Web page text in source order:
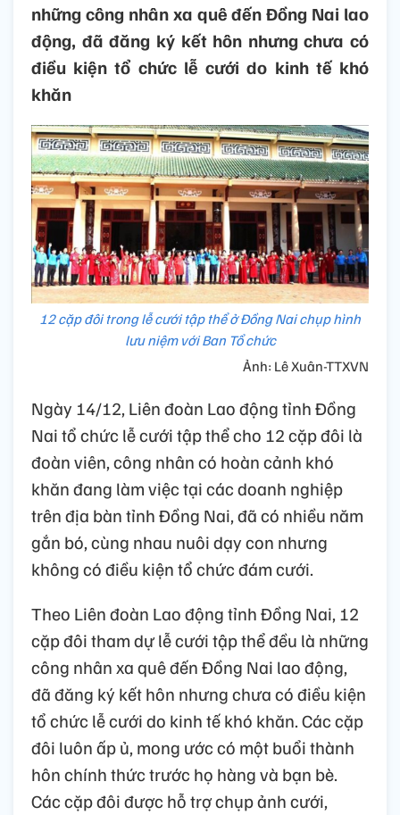
những công nhân xa quê đến Đồng Nai lao
động, đã đăng ký kết hôn nhưng chưa có
điều kiện tổ chức lễ cưới do kinh tế khó
khăn
12 cặp đôi trong lễ cưới tập thể ở Đồng Nai chụp hình
lưu niệm với Ban Tổ chức
Ảnh: Lê Xuân-TTXVN
Ngày 14/12, Liên đoàn Lao động tỉnh Đồng
Nai tổ chức lễ cưới tập thể cho 12 cặp đôi là
đoàn viên, công nhân có hoàn cảnh khó
khăn đang làm việc tại các doanh nghiệp
trên địa bàn tỉnh Đồng Nai, đã có nhiều năm
gắn bó, cùng nhau nuôi dạy con nhưng
không có điều kiện tổ chức đám cưới.
Theo Liên đoàn Lao động tỉnh Đồng Nai, 12
cặp đôi tham dự lễ cưới tập thể đều là những
công nhân xa quê đến Đồng Nai lao động,
đã đăng ký kết hôn nhưng chưa có điều kiện
tổ chức lễ cưới do kinh tế khó khăn. Các cặp
đôi luôn ấp ủ, mong ước có một buổi thành
hôn chính thức trước họ hàng và bạn bè.
Các cặp đôi được hỗ trợ chụp ảnh cưới,